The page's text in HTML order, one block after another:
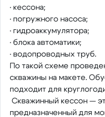
• кессона;
• погружного насоса;
• гидроаккумулятора;
• блока автоматики;
• водопроводных труб.
По такой схеме
скважины на макете.
подходит для
Скважинный кессон —
предназначенный для